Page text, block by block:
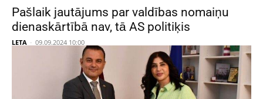
Pašlaik jautājums par valdības nomaiņu
dienaskārtībā nav, tā AS politiķis
LETA - 09.09.2024 10:00